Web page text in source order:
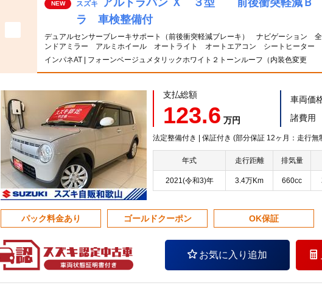
NEW スズキ
アルトラパン Ｘ ３型 前後衝突軽減Ｂ
ラ 車検整備付
デュアルセンサーブレーキサポート（前後衝突軽減ブレーキ） ナビゲーション
ンドアミラー アルミホイール オートライト オートエアコン シートヒーター
インパネAT | フォーンベージュメタリックホワイト２トーンルーフ（内装色変更
支払総額
123.6 万円
車両価
諸費用
法定整備付き | 保証付き (部分保証 12ヶ月：走行無
年式 走行距離 排気量
2021(令和3)年 3.4万Km 660cc
パック料金あり ゴールドクーポン OK保証
お気に入り追加